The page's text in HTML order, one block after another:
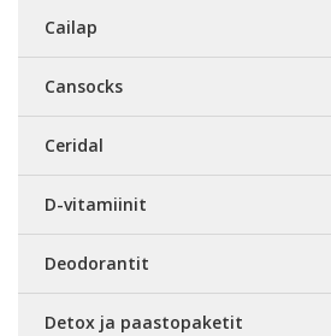
Cailap
Cansocks
Ceridal
D-vitamiinit
Deodorantit
Detox ja paastopaketit